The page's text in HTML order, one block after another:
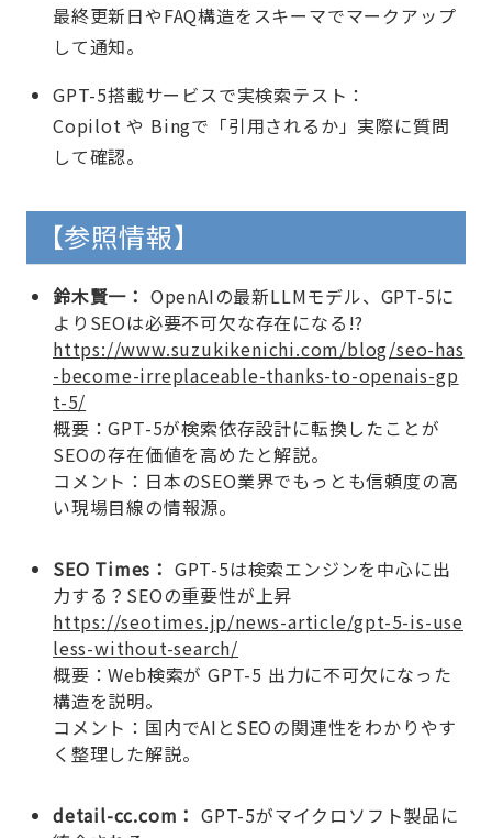
最終更新日やFAQ構造をスキーマでマークアップ
して通知。
GPT-5搭載サービスで実検索テスト：
Copilot や Bingで「引用されるか」実際に質問
して確認。
【参照情報】
鈴木賢一： OpenAIの最新LLMモデル、GPT-5に
よりSEOは必要不可欠な存在になる!?
https://www.suzukikenichi.com/blog/seo-has
-become-irreplaceable-thanks-to-openais-gp
t-5/
概要：GPT-5が検索依存設計に転換したことが
SEOの存在価値を高めたと解説。
コメント：日本のSEO業界でもっとも信頼度の高
い現場目線の情報源。
SEO Times： GPT-5は検索エンジンを中心に出
力する？SEOの重要性が上昇
https://seotimes.jp/news-article/gpt-5-is-use
less-without-search/
概要：Web検索が GPT-5 出力に不可欠になった
構造を説明。
コメント：国内でAIとSEOの関連性をわかりやす
く整理した解説。
detail-cc.com： GPT-5がマイクロソフト製品に